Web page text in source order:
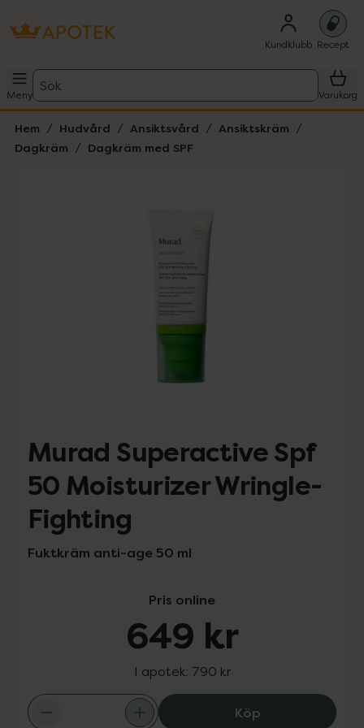
Kundklubb Recept
Meny
Sök
Varukorg
Hem Hudvård Ansiktsvård
Ansiktskräm
Dagkräm
Dagkräm med SPF
Murad Superactive Spf
50 Moisturizer Wringle-
Fighting
Fuktkräm anti-age 50 ml
Pris online
649 kr
I apotek: 790 kr
KöpMurad